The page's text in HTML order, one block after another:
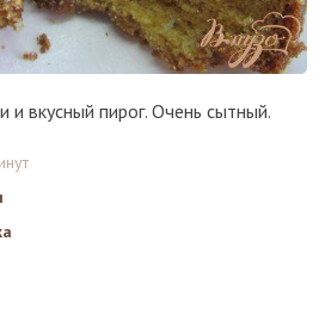
и вкусный пирог. Очень сытный.